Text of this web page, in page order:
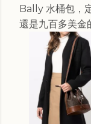
Bally 水桶包，
還是九百多美金